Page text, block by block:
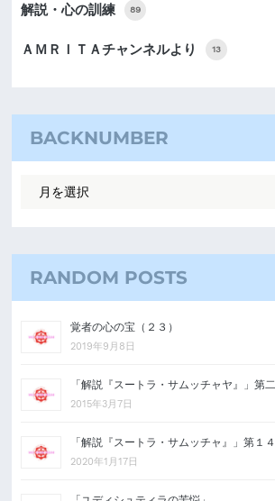
解説・心の訓練 89
ＡＭＲＩＴＡチャンネルより 13
BACKNUMBER
RANDOM POSTS
覚者の心の宝（２３）
2019年9月8日
「解説『スートラ・サムッチャヤ』」第
2015年3月7日
「解説『スートラ・サムッチャ』」第１４
2020年1月17日